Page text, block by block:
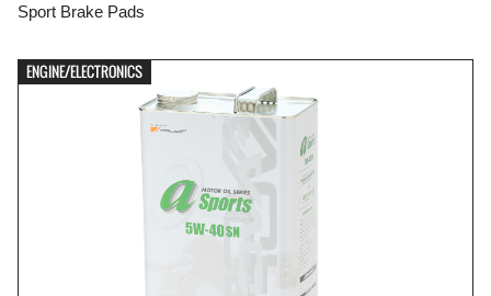
Sport Brake Pads
ENGINE/ELECTRONICS